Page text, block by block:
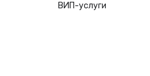
ВИП-услуги